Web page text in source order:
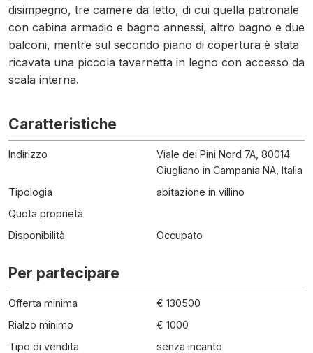
disimpegno, tre camere da letto, di cui quella patronale
con cabina armadio e bagno annessi, altro bagno e due
balconi, mentre sul secondo piano di copertura è stata
ricavata una piccola tavernetta in legno con accesso da
scala interna.
Caratteristiche
Indirizzo
Viale dei Pini Nord 7A, 80014
Giugliano in Campania NA, Italia
Tipologia
abitazione in villino
Quota proprietà
Disponibilità
Occupato
Per partecipare
Offerta minima
€ 130500
Rialzo minimo
€ 1000
Tipo di vendita
senza incanto